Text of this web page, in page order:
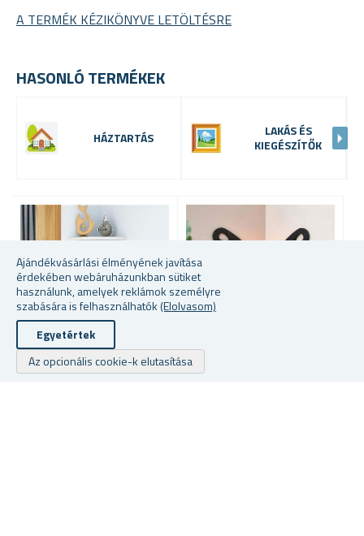
Ajándékvásárlási élményének javítása
érdekében webáruházunkban sütiket
használunk, amelyek reklámok személyre
szabására is felhasználhatók (Elolvasom)
Egyetértek
Az opcionális cookie-k elutasítása
A TERMÉK KÉZIKÖNYVE LETÖLTÉSRE
HASONLÓ TERMÉKEK
HÁZTARTÁS
LAKÁS ÉS
KIEGÉSZÍTŐK